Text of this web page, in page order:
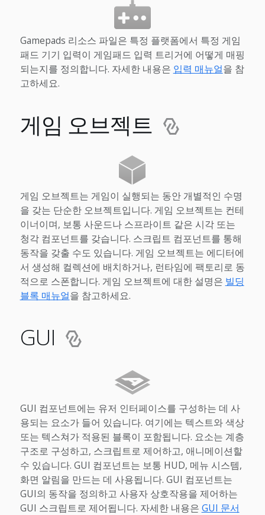
Gamepads 리소스 파일은 특정 플랫폼에서 특정 게임
패드 기기 입력이 게임패드 입력 트리거에 어떻게 매핑
되는지를 정의합니다. 자세한 내용은 입력 매뉴얼을 참
고하세요.
게임 오브젝트
게임 오브젝트는 게임이 실행되는 동안 개별적인 수명
을 갖는 단순한 오브젝트입니다. 게임 오브젝트는 컨테
이너이며, 보통 사운드나 스프라이트 같은 시각 또는
청각 컴포넌트를 갖습니다. 스크립트 컴포넌트를 통해
동작을 갖출 수도 있습니다. 게임 오브젝트는 에디터에
서 생성해 컬렉션에 배치하거나, 런타임에 팩토리로 동
적으로 스폰합니다. 게임 오브젝트에 대한 설명은 빌딩
블록 매뉴얼을 참고하세요.
GUI
GUI 컴포넌트에는 유저 인터페이스를 구성하는 데 사
용되는 요소가 들어 있습니다. 여기에는 텍스트와 색상
또는 텍스쳐가 적용된 블록이 포함됩니다. 요소는 계층
구조로 구성하고, 스크립트로 제어하고, 애니메이션할
수 있습니다. GUI 컴포넌트는 보통 HUD, 메뉴 시스템,
화면 알림을 만드는 데 사용됩니다. GUI 컴포넌트는
GUI의 동작을 정의하고 사용자 상호작용을 제어하는
GUI 스크립트로 제어됩니다. 자세한 내용은 GUI 문서